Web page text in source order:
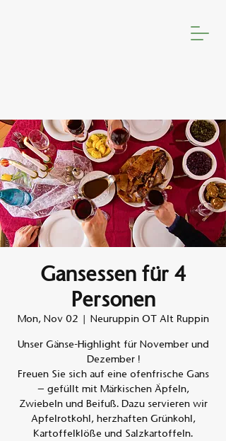
Gansessen für 4
Personen
Mon, Nov 02
  |
Neuruppin OT Alt Ruppin
Unser Gänse-Highlight für November und
Dezember !
Freuen Sie sich auf eine ofenfrische Gans
– gefüllt mit Märkischen Äpfeln,
Zwiebeln und Beifuß. Dazu servieren wir
Apfelrotkohl, herzhaften Grünkohl,
Kartoffelklöße und Salzkartoffeln.